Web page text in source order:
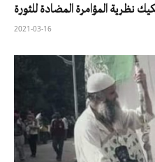
نظرية المؤامرة المضادة للثورة
2021-03-16